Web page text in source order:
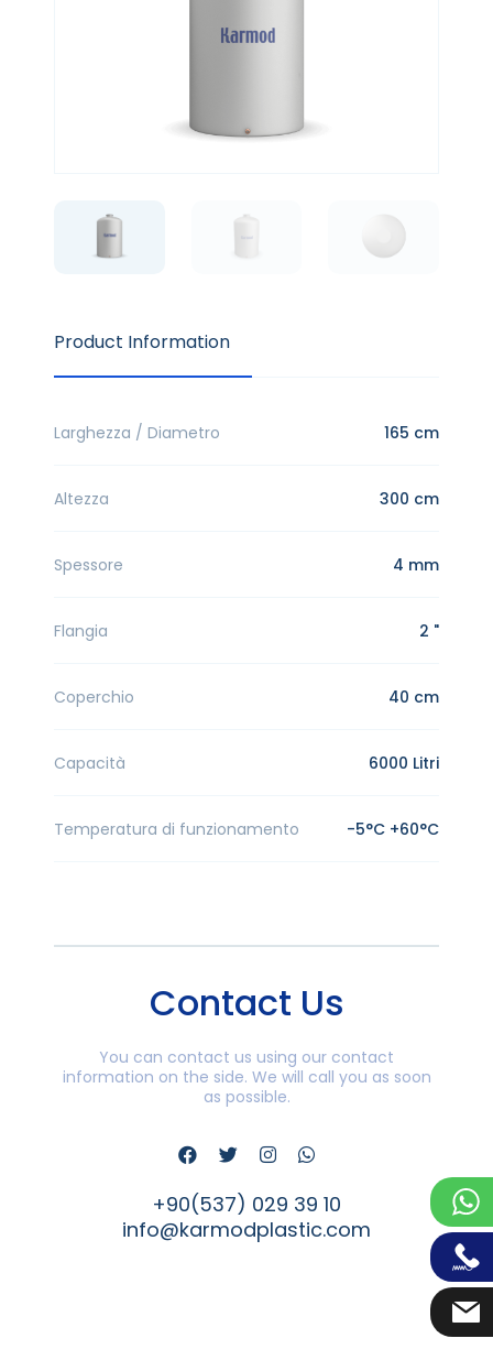
Product Information
Larghezza / Diametro 165 cm
Altezza 300 cm
Spessore 4 mm
Flangia 2 "
Coperchio 40 cm
Capacità 6000 Litri
Temperatura di funzionamento -5°C +60°C
Contact Us
You can contact us using our contact
information on the side. We will call you as soon
as possible.
+90(537) 029 39 10
info@karmodplastic.com